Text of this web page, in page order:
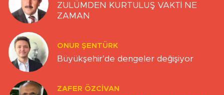
ZULÜMDEN KURTULUŞ VAKTİ NE
ZAMAN
ONUR ŞENTÜRK
Büyükşehir’de dengeler değişiyor
ZAFER ÖZCIVAN